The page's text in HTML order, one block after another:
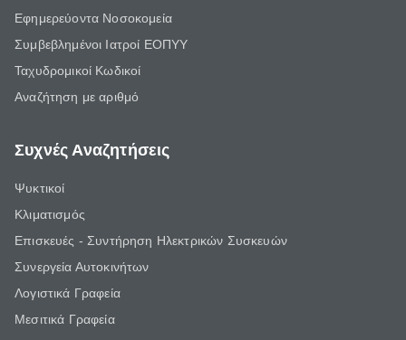
Εφημερεύοντα Νοσοκομεία
Συμβεβλημένοι Ιατροί ΕΟΠΥΥ
Ταχυδρομικοί Κωδικοί
Αναζήτηση με αριθμό
Συχνές Αναζητήσεις
Ψυκτικοί
Κλιματισμός
Επισκευές - Συντήρηση Ηλεκτρικών Συσκευών
Συνεργεία Αυτοκινήτων
Λογιστικά Γραφεία
Μεσιτικά Γραφεία